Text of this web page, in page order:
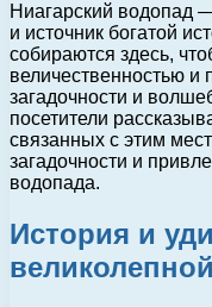
Ниагарский водопад
и источник богатой
собираются здесь,
величественностью и
загадочности и
посетители
связанных с этим
загадочности и
водопада.
История и